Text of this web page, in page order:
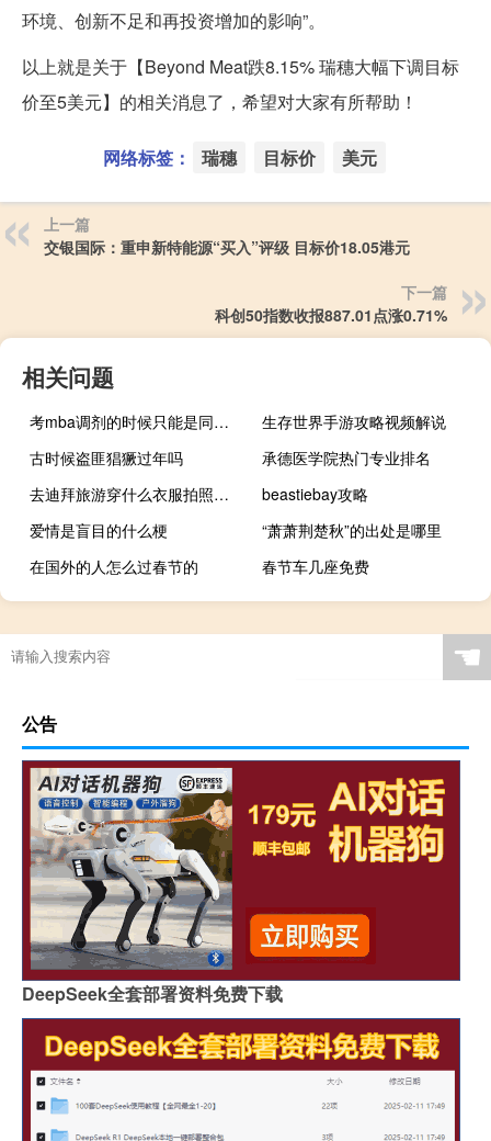
环境、创新不足和再投资增加的影响”。
以上就是关于【Beyond Meat跌8.15% 瑞穗大幅下调目标
价至5美元】的相关消息了，希望对大家有所帮助！
网络标签： 瑞穗 目标价 美元
上一篇
交银国际：重申新特能源“买入”评级 目标价18.05港元
下一篇
科创50指数收报887.01点涨0.71%
相关问题
考mba调剂的时候只能是同专业吗
生存世界手游攻略视频解说
古时候盗匪猖獗过年吗
承德医学院热门专业排名
去迪拜旅游穿什么衣服拍照最美
beastiebay攻略
爱情是盲目的什么梗
“萧萧荆楚秋”的出处是哪里
在国外的人怎么过春节的
春节车几座免费
☚
公告
DeepSeek全套部署资料免费下载